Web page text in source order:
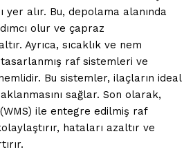
yer alır. Bu, depolama alanında
olur ve çapraz
Ayrıca, sıcaklık ve nem
raf sistemleri ve
Bu sistemler, ilaçların ideal
sağlar. Son olarak,
ile entegre edilmiş raf
hataları azaltır ve